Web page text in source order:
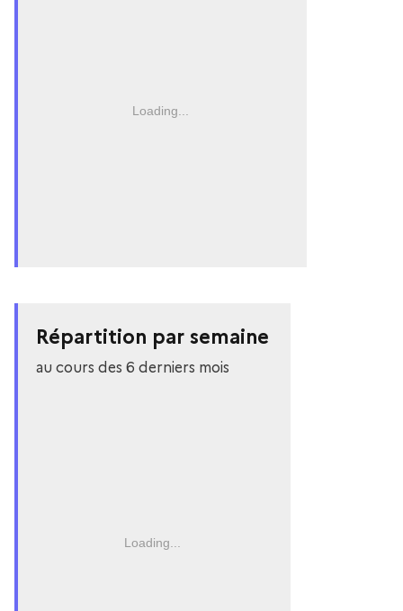
Loading...
Répartition par semaine
au cours des 6 derniers mois
Loading...